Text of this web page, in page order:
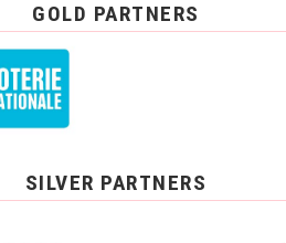
GOLD PARTNERS
SILVER PARTNERS